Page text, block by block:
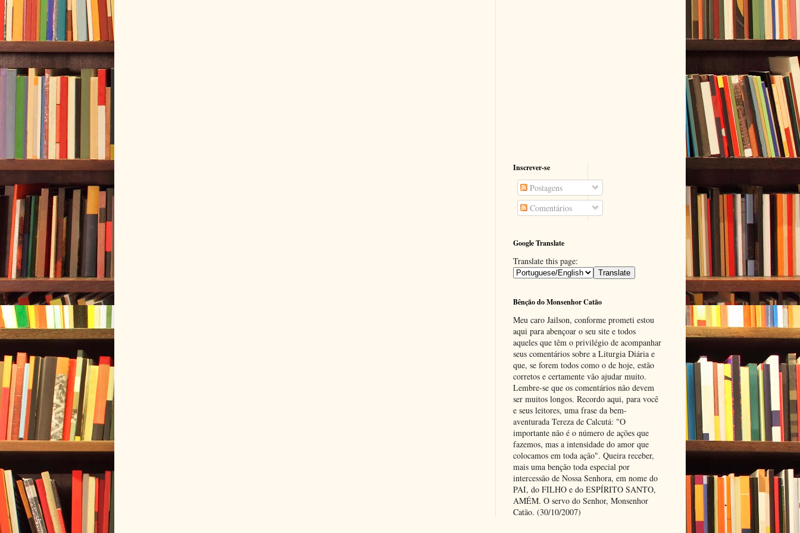
Inscrever-se
Postagens
Comentários
Google Translate
Translate this page:
Bênção do Monsenhor Catão
Meu caro Jailson, conforme prometi estou
aqui para abençoar o seu site e todos
aqueles que têm o privilégio de acompanhar
seus comentários sobre a Liturgia Diária e
que, se forem todos como o de hoje, estão
corretos e certamente vão ajudar muito.
Lembre-se que os comentários não devem
ser muitos longos. Recordo aqui, para você
e seus leitores, uma frase da bem-
aventurada Tereza de Calcutá: "O
importante não é o número de ações que
fazemos, mas a intensidade do amor que
colocamos em toda ação". Queira receber,
mais uma benção toda especial por
intercessão de Nossa Senhora, em nome do
PAI, do FILHO e do ESPÍRITO SANTO,
AMÉM. O servo do Senhor, Monsenhor
Catão. (30/10/2007)